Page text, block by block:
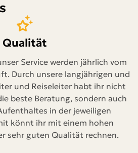
Qualität
Service werden jährlich vom
Durch unsere langjährigen und
und Reiseleiter habt ihr nicht
beste Beratung, sondern auch
in der jeweiligen
könnt ihr mit einem hohen
sehr guten Qualität rechnen.